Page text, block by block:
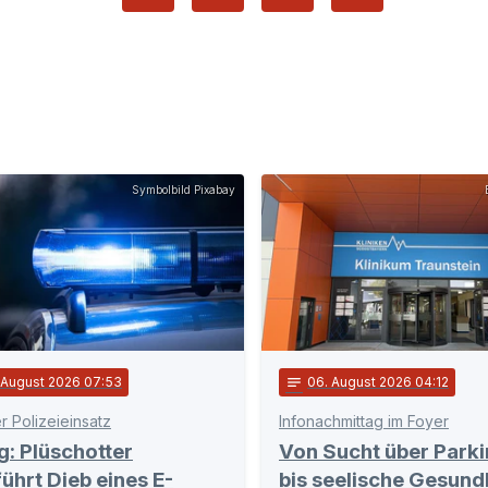
Symbolbild Pixabay
August 2026 07:53
Polizeieinsatz
Plüschotter
Dieb eines E-
notes 06. August 2026 04:12
Infonachmittag im Foyer
Von Sucht über
bis seelische